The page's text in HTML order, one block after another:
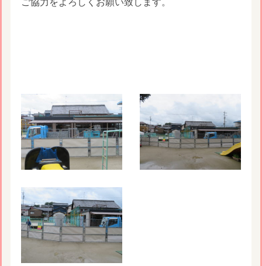
ご協力をよろしくお願い致します。